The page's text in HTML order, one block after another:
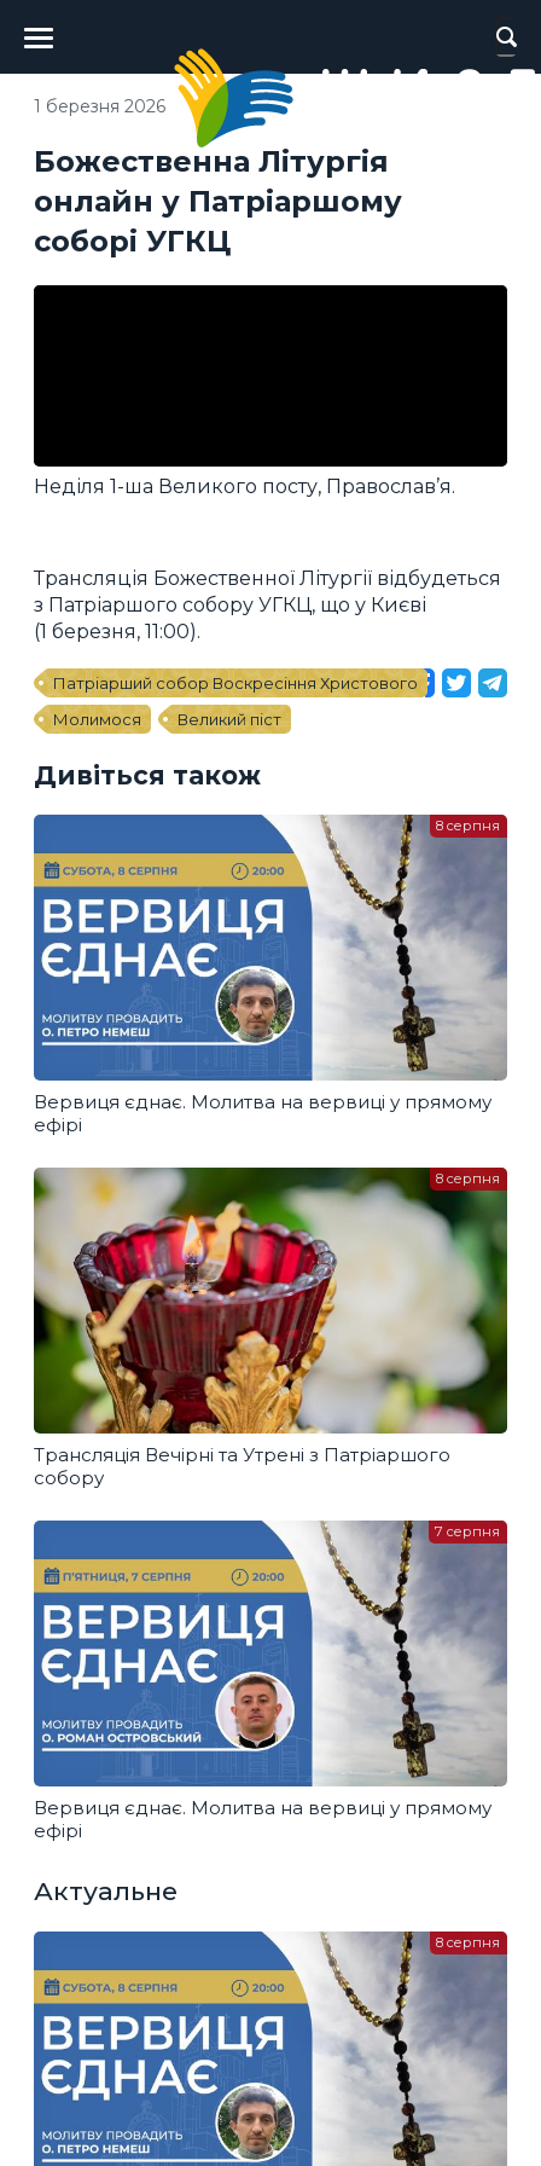
Головне
меню
Божественна Літургія
онлайн у Патріаршому
соборі УГКЦ
1 березня 2026
Неділя 1-ша Великого посту, Православ’я.
Трансляція Божественної Літургії відбудеться
з Патріаршого собору УГКЦ, що у Києві
(1 березня, 11:00).
Патріарший собор Воскресіння Христового
Молимося
Великий піст
Дивіться також
Вервиця єднає. Молитва на вервиці у прямому
ефірі
8 серпня
Трансляція Вечірні та Утрені з Патріаршого
собору
8 серпня
Вервиця єднає. Молитва на вервиці у прямому
ефірі
7 серпня
Актуальне
8 серпня